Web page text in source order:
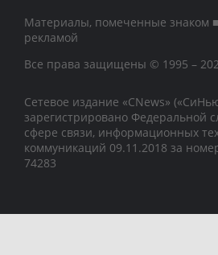
Материалы, помеченные знаком
рекламой
Все права защищены © 1995 –
Сетевое издание «CNews»
зарегистрировано Федеральной
сфере связи, информационных
коммуникаций 09.11.2018 за
74283